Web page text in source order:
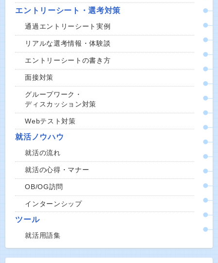
エントリーシート・選考対策
通過エントリーシート実例
リアルな選考情報・体験談
エントリーシートの書き方
面接対策
グループワーク・
ディスカッション対策
Webテスト対策
就活ノウハウ
就活の流れ
就活の心得・マナー
OB/OG訪問
インターンシップ
ツール
就活用語集